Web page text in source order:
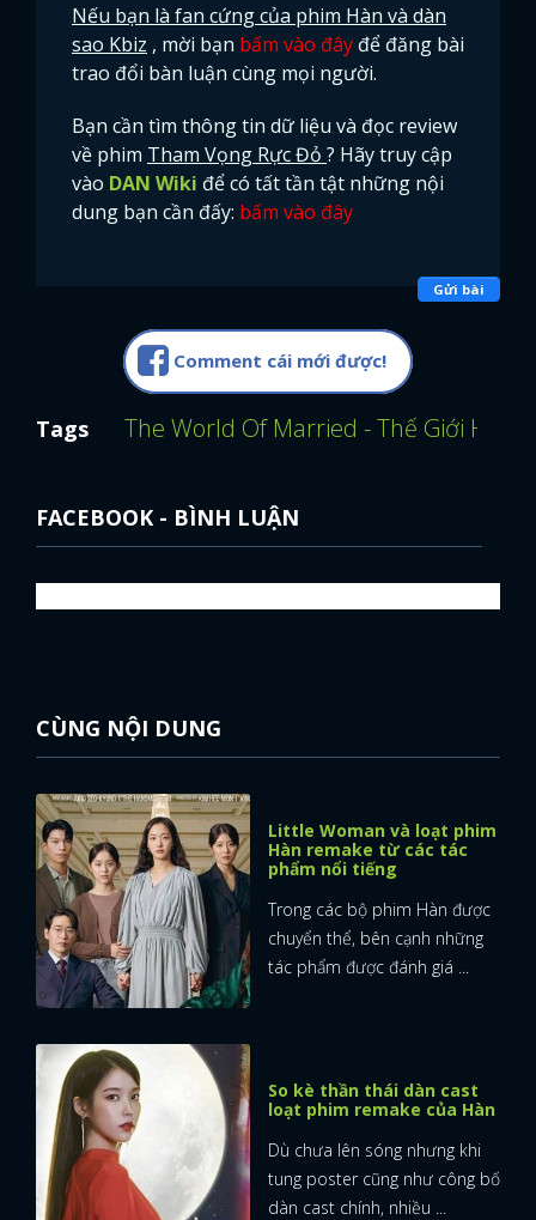
Nếu bạn là fan cứng của phim Hàn và dàn
sao Kbiz , mời bạn bấm vào đây để đăng bài
trao đổi bàn luận cùng mọi người.
Bạn cần tìm thông tin dữ liệu và đọc review
về phim Tham Vọng Rực Đỏ ? Hãy truy cập
vào DAN Wiki để có tất tần tật những nội
dung bạn cần đấy: bấm vào đây
Gửi bài
Comment cái mới được!
Tags The World Of Married - Thế Giới Hôn
FACEBOOK - BÌNH LUẬN
CÙNG NỘI DUNG
Little Woman và loạt phim
Hàn remake từ các tác
phẩm nổi tiếng
Trong các bộ phim Hàn được
chuyển thể, bên cạnh những
tác phẩm được đánh giá ...
So kè thần thái dàn cast
loạt phim remake của Hàn
Dù chưa lên sóng nhưng khi
tung poster cũng như công bố
dàn cast chính, nhiều ...